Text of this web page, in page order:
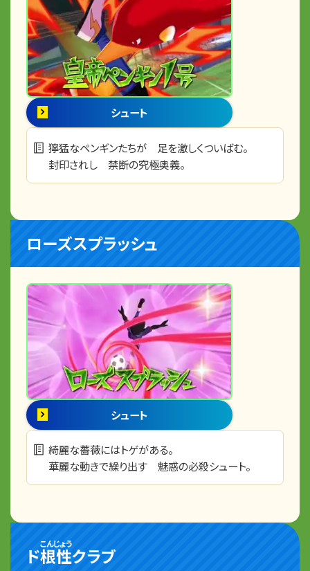
シュート
獰猛なペンギンたちが 足を激しくついばむ。
封印されし 禁断の究極奥義。
ローズスプラッシュ
シュート
綺麗な薔薇にはトゲがある。
華麗な動きで繰り出す 魅惑の必殺シュート。
ド根性
こんじょう
クラブ